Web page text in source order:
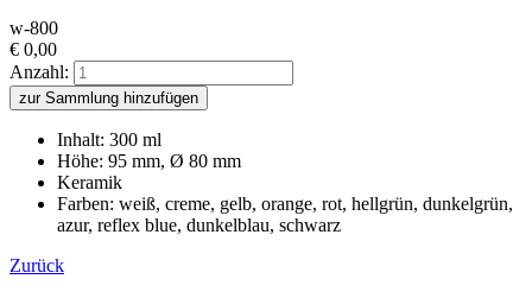
w-800
€ 0,00
Anzahl:
zur Sammlung hinzufügen
Inhalt: 300 ml
Höhe: 95 mm, Ø 80 mm
Keramik
Farben: weiß, creme, gelb, orange, rot, hellgrün, dunkelgrün,
azur, reflex blue, dunkelblau, schwarz
Zurück